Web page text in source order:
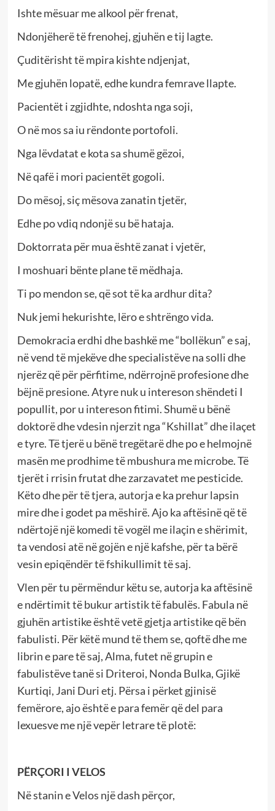
Ishte mësuar me alkool për frenat,
Ndonjëherë të frenohej, gjuhën e tij lagte.
Çuditërisht të mpira kishte ndjenjat,
Me gjuhën lopatë, edhe kundra femrave llapte.
Pacientët i zgjidhte, ndoshta nga soji,
O në mos sa iu rëndonte portofoli.
Nga lëvdatat e kota sa shumë gëzoi,
Në qafë i mori pacientët gogoli.
Do mësoj, siç mësova zanatin tjetër,
Edhe po vdiq ndonjë su bë hataja.
Doktorrata për mua është zanat i vjetër,
I moshuari bënte plane të mëdhaja.
Ti po mendon se, që sot të ka ardhur dita?
Nuk jemi hekurishte, lëro e shtrëngo vida.
Demokracia erdhi dhe bashkë me “bollëkun” e saj,
në vend të mjekëve dhe specialistëve na solli dhe
njerëz që për përfitime, ndërrojnë profesione dhe
bëjnë presione. Atyre nuk u intereson shëndeti I
popullit, por u intereson fitimi. Shumë u bënë
doktorë dhe vdesin njerzit nga “Kshillat” dhe ilaçet
e tyre. Të tjerë u bënë tregëtarë dhe po e helmojnë
masën me prodhime të mbushura me microbe. Të
tjerët i rrisin frutat dhe zarzavatet me pesticide.
Këto dhe për të tjera, autorja e ka prehur lapsin
mire dhe i godet pa mëshirë. Ajo ka aftësinë që të
ndërtojë një komedi të vogël me ilaçin e shërimit,
ta vendosi atë në gojën e një kafshe, për ta bërë
vesin epiqëndër të fshikullimit të saj.
Vlen për tu përmëndur këtu se, autorja ka aftësinë
e ndërtimit të bukur artistik të fabulës. Fabula në
gjuhën artistike është vetë gjetja artistike që bën
fabulisti. Për këtë mund të them se, qoftë dhe me
librin e pare të saj, Alma, futet në grupin e
fabulistëve tanë si Driteroi, Nonda Bulka, Gjikë
Kurtiqi, Jani Duri etj. Përsa i përket gjinisë
femërore, ajo është e para femër që del para
lexuesve me një vepër letrare të plotë:
PËRÇORI I VELOS
Në stanin e Velos një dash përçor,